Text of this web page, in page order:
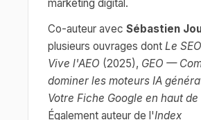
marketing digital.
Co-auteur avec Sébastien
plusieurs ouvrages dont Le
Vive l'AEO (2025), GEO —
dominer les moteurs IA
Votre Fiche Google en haut
Également auteur de l'Index